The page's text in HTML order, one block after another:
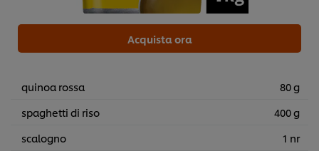
Acquista ora
quinoa rossa
80 g
spaghetti di riso
400 g
scalogno
1 nr